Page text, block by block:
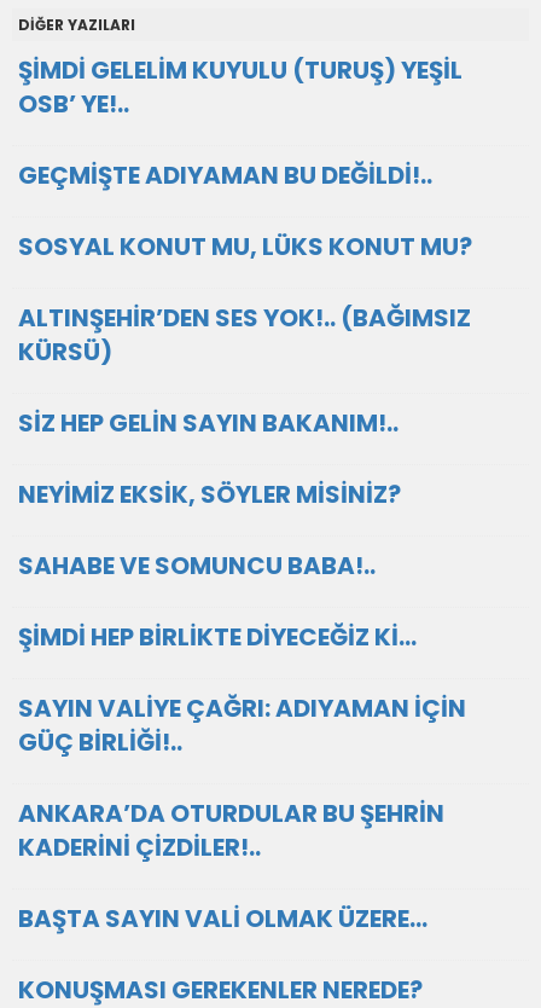
DİĞER YAZILARI
ŞİMDİ GELELİM KUYULU (TURUŞ) YEŞİL
OSB’ YE!..
GEÇMİŞTE ADIYAMAN BU DEĞİLDİ!..
SOSYAL KONUT MU, LÜKS KONUT MU?
ALTINŞEHİR’DEN SES YOK!.. (BAĞIMSIZ
KÜRSÜ)
SİZ HEP GELİN SAYIN BAKANIM!..
NEYİMİZ EKSİK, SÖYLER MİSİNİZ?
SAHABE VE SOMUNCU BABA!..
ŞİMDİ HEP BİRLİKTE DİYECEĞİZ Kİ…
SAYIN VALİYE ÇAĞRI: ADIYAMAN İÇİN
GÜÇ BİRLİĞİ!..
ANKARA’DA OTURDULAR BU ŞEHRİN
KADERİNİ ÇİZDİLER!..
BAŞTA SAYIN VALİ OLMAK ÜZERE…
KONUŞMASI GEREKENLER NEREDE?